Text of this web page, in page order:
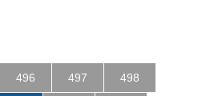
496 497 498